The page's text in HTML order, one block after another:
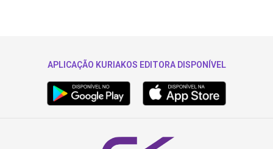
APLICAÇÃO KURIAKOS EDITORA DISPONÍVEL